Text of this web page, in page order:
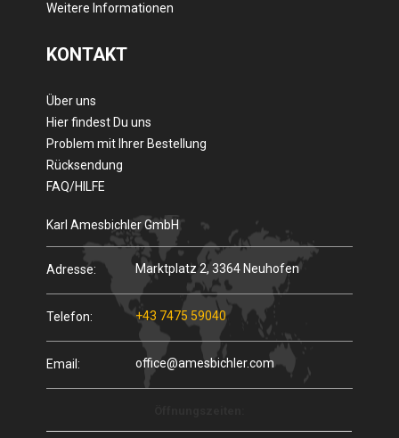
Weitere Informationen
KONTAKT
Über uns
Hier findest Du uns
Problem mit Ihrer Bestellung
Rücksendung
FAQ/HILFE
Karl Amesbichler GmbH
Adresse: Marktplatz 2, 3364 Neuhofen
Telefon: +43 7475 59040
Email: office@amesbichler.com